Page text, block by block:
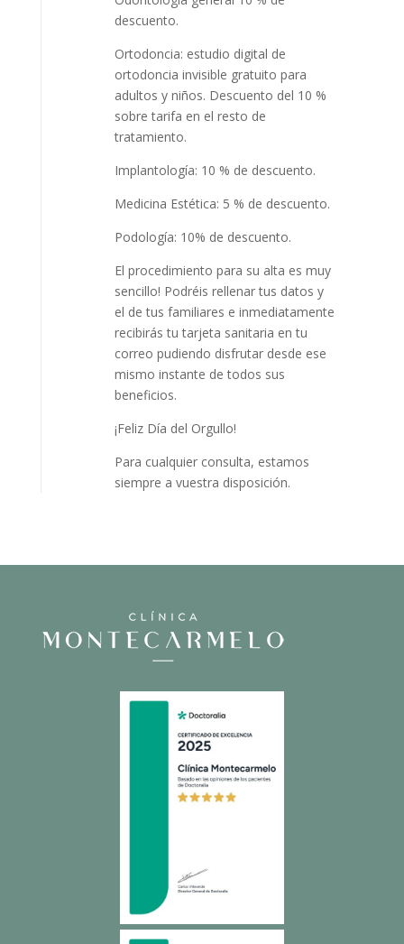
descuento.
Ortodoncia: estudio digital de
ortodoncia invisible gratuito para
adultos y niños. Descuento del 10 %
sobre tarifa en el resto de
tratamiento.
Implantología: 10 % de descuento.
Medicina Estética: 5 % de descuento.
Podología: 10% de descuento.
El procedimiento para su alta es muy
sencillo! Podréis rellenar tus datos y
el de tus familiares e inmediatamente
recibirás tu tarjeta sanitaria en tu
correo pudiendo disfrutar desde ese
mismo instante de todos sus
beneficios.
¡Feliz Día del Orgullo!
Para cualquier consulta, estamos
siempre a vuestra disposición.